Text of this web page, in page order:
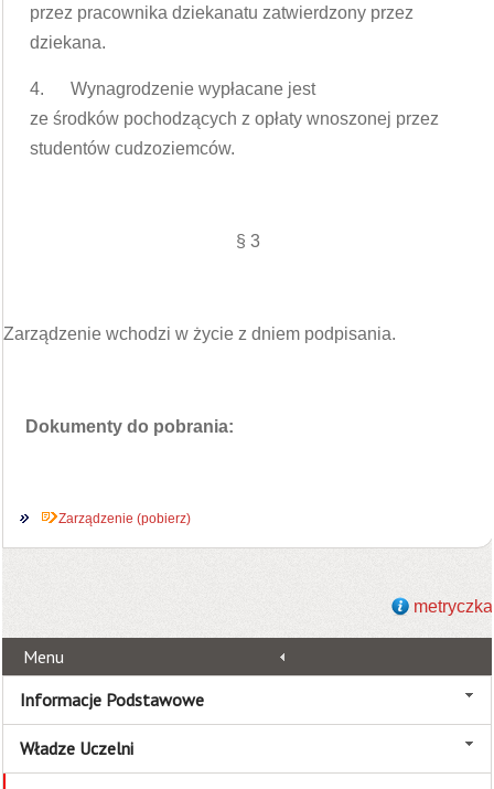
przez pracownika dziekanatu zatwierdzony przez
dziekana.
4. Wynagrodzenie wypłacane jest
ze środków pochodzących z opłaty wnoszonej przez
studentów cudzoziemców.
§ 3
Zarządzenie wchodzi w życie z dniem podpisania.
Dokumenty do pobrania:
Zarządzenie (pobierz)
metryczka
Menu
Informacje Podstawowe
Władze Uczelni